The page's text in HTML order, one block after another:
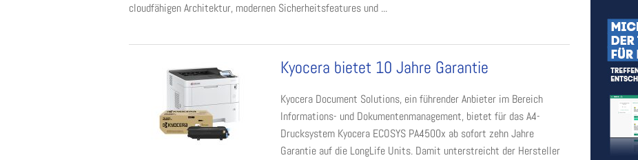
cloudfähigen Architektur, modernen Sicherheitsfeatures und ...
Kyocera bietet 10 Jahre Garantie
Kyocera Document Solutions, ein führender Anbieter im Bereich
Informations- und Dokumentenmanagement, bietet für das A4-
Drucksystem Kyocera ECOSYS PA4500x ab sofort zehn Jahre
Garantie auf die LongLife Units. Damit unterstreicht der Hersteller